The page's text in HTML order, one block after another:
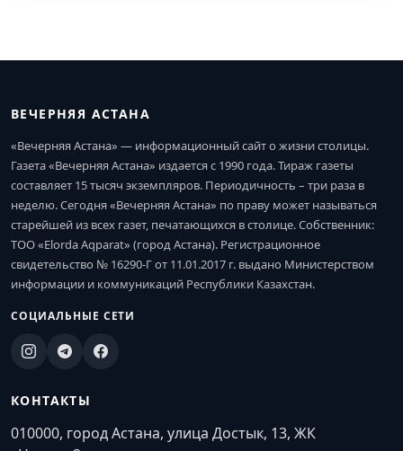
ВЕЧЕРНЯЯ АСТАНА
«Вечерняя Астана» — информационный сайт о жизни столицы.
Газета «Вечерняя Астана» издается с 1990 года. Тираж газеты
составляет 15 тысяч экземпляров. Периодичность – три раза в
неделю. Сегодня «Вечерняя Астана» по праву может называться
старейшей из всех газет, печатающихся в столице. Собственник:
ТОО «Elorda Aqparat» (город Астана). Регистрационное
свидетельство № 16290-Г от 11.01.2017 г. выдано Министерством
информации и коммуникаций Республики Казахстан.
СОЦИАЛЬНЫЕ СЕТИ
КОНТАКТЫ
010000, город Астана, улица Достык, 13, ЖК